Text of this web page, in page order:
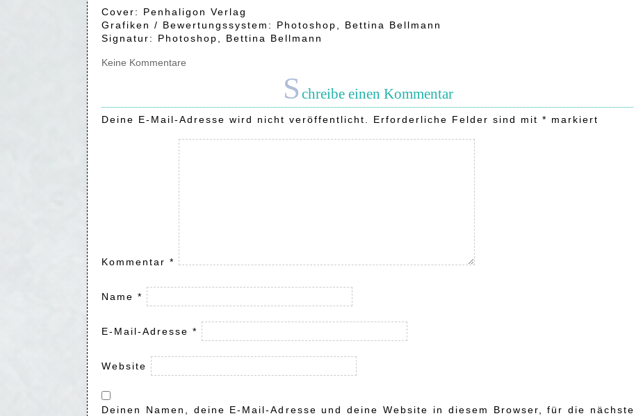
Cover: Penhaligon Verlag
Grafiken / Bewertungssystem: Photoshop, Bettina Bellmann
Signatur: Photoshop, Bettina Bellmann
Keine Kommentare
S chreibe einen Kommentar
Deine E-Mail-Adresse wird nicht veröffentlicht. Erforderliche Felder sind mit * markiert
Kommentar *
Name *
E-Mail-Adresse *
Website
Deinen Namen, deine E-Mail-Adresse und deine Website in diesem Browser, für die nächste